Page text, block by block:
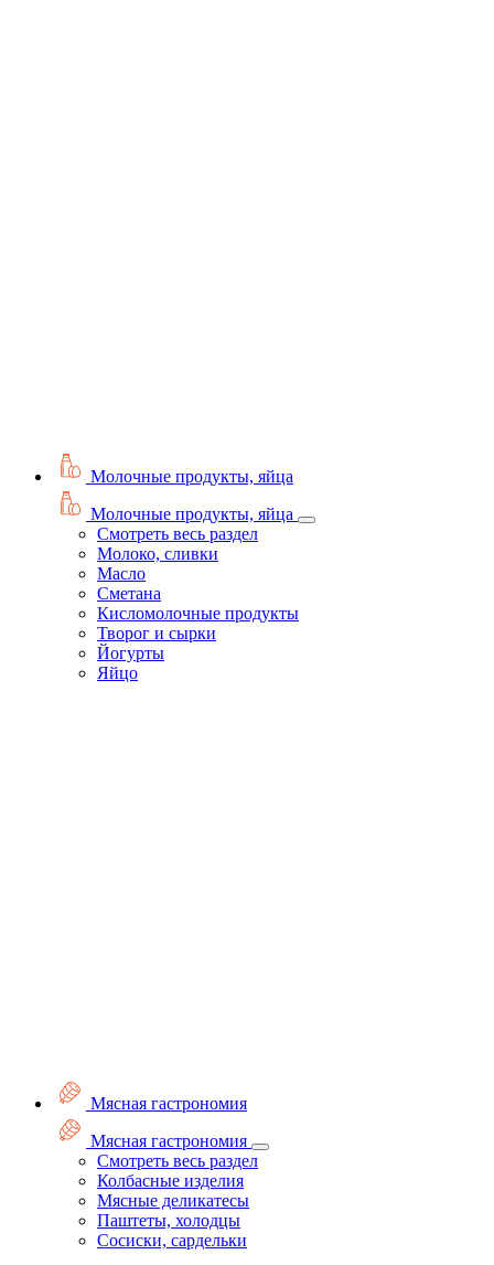
Молочные продукты, яйца
Молочные продукты, яйца
Смотреть весь раздел
Молоко, сливки
Масло
Сметана
Кисломолочные продукты
Творог и сырки
Йогурты
Яйцо
Мясная гастрономия
Мясная гастрономия
Смотреть весь раздел
Колбасные изделия
Мясные деликатесы
Паштеты, холодцы
Сосиски, сардельки